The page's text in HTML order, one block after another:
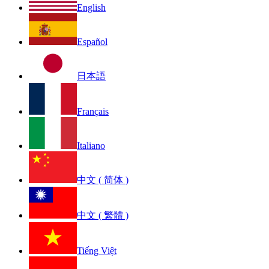
English
Español
日本語
Français
Italiano
中文 ( 简体 )
中文 ( 繁體 )
Tiếng Việt